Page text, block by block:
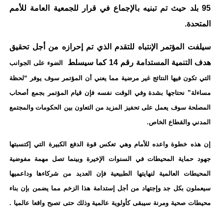
95 بلد حيث تم تبنيه بالإجماع في قرار للجمعية العامة للأمم
المتحدة.
سيلفت المؤتمر الإنتباه للتقدم الذي تم إحرازه من أجل تحقيق
هدف التنمية المستدامة رقم 14 كما سيسلط
الضوء على الجوانب
التي تكون فيها النتائج غير مرضية مما يعني أن المؤتمر سوف يوفر “لحظة
مساءلة” نحتاجها بشدة وفي الوقت نفسه فإن قيام المؤتمر بجمع أصحاب
المصلحة سوف يعمل على تحفيز المزيد من التعاون بين الحكومات والمجتمع
المدني والقطاع الخاص.
إن هذه خطوة واعده للأمام وهي تعكس قوة الدفع الكبيرة التي إكتسبتها
جهود حماية المحيطات في السنوات الإخيرة وبينما تصل مهمة مفوضية
المحيطات العالمية لنهايتها الطبيعية فإن العديد من شركاءها وداعميها
سيعملون بكل جد وإجتهاد من أجل إستدامة هذا الزخم مما يضمن بإن بناء
محيطات صحية ومرنة سيبقى كأولوية عالمية وذلك حتى تصبح واقعا عالميا .